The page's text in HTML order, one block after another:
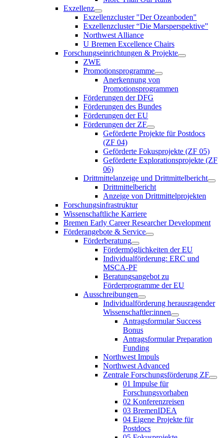
Exzellenz
Exzellenzcluster "Der Ozeanboden"
Exzellenzcluster “Die Marsperspektive”
Northwest Alliance
U Bremen Excellence Chairs
Forschungseinrichtungen & Projekte
ZWE
Promotionsprogramme
Anerkennung von
Promotionsprogrammen
Förderungen der DFG
Förderungen des Bundes
Förderungen der EU
Förderungen der ZF
Geförderte Projekte für Postdocs
(ZF 04)
Geförderte Fokusprojekte (ZF 05)
Geförderte Explorationsprojekte (ZF
06)
Drittmittelanzeige und Drittmittelbericht
Drittmittelbericht
Anzeige von Drittmittelprojekten
Forschungsinfrastruktur
Wissenschaftliche Karriere
Bremen Early Career Researcher Development
Förderangebote & Service
Förderberatung
Fördermöglichkeiten der EU
Individualförderung: ERC und
MSCA-PF
Beratungsangebot zu
Förderprogramme der EU
Ausschreibungen
Individualförderung herausragender
Wissenschaftler:innen
Antragsformular Success
Bonus
Antragsformular Preparation
Funding
Northwest Impuls
Northwest Advanced
Zentrale Forschungsförderung ZF
01 Impulse für
Forschungsvorhaben
02 Konferenzreisen
03 BremenIDEA
04 Eigene Projekte für
Postdocs